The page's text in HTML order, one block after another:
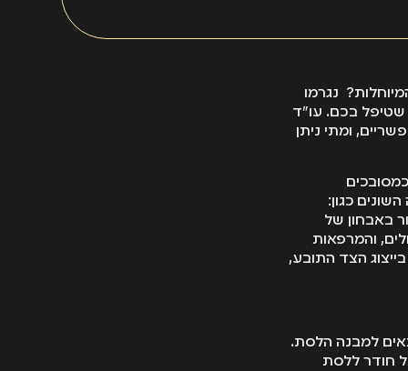
נגרמו
שטיפל בכם. עו"ד
ומתי ניתן
כמסובכים
כגון:
באבחון של
והמרפאות
הצד התובע,
למבנה הלסת.
חודר ללסת